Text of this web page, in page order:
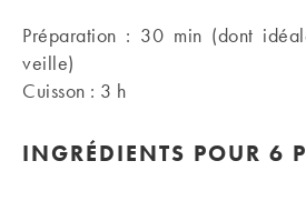
Préparation : 30 min (dont
veille)
Cuisson : 3 h
INGRÉDIENTS POUR 6